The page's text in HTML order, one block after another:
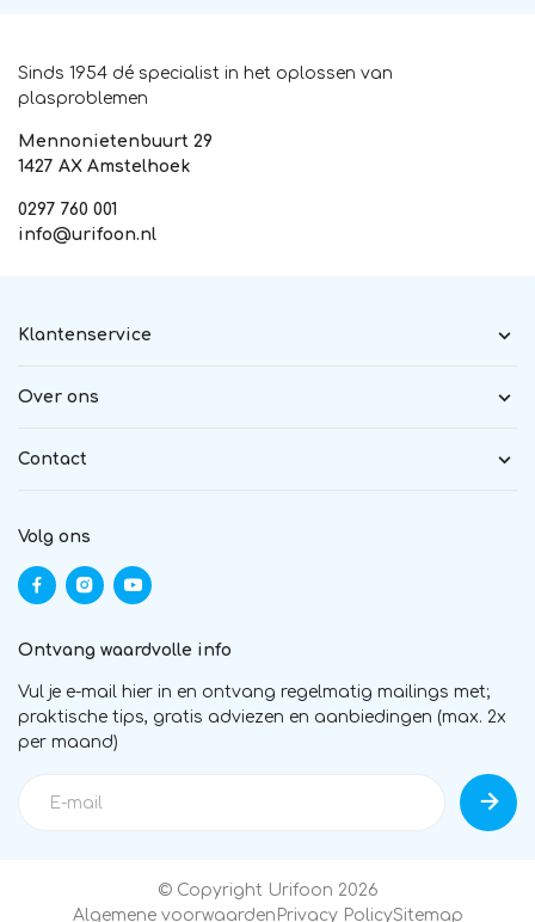
Sinds 1954 dé specialist in het oplossen van
plasproblemen
Mennonietenbuurt 29
1427 AX Amstelhoek
0297 760 001
info@urifoon.nl
Klantenservice
Over ons
Contact
Volg ons
Ontvang waardvolle info
Vul je e-mail hier in en ontvang regelmatig mailings met;
praktische tips, gratis adviezen en aanbiedingen (max. 2x
per maand)
© Copyright Urifoon 2026
Algemene voorwaarden Privacy PolicySitemap